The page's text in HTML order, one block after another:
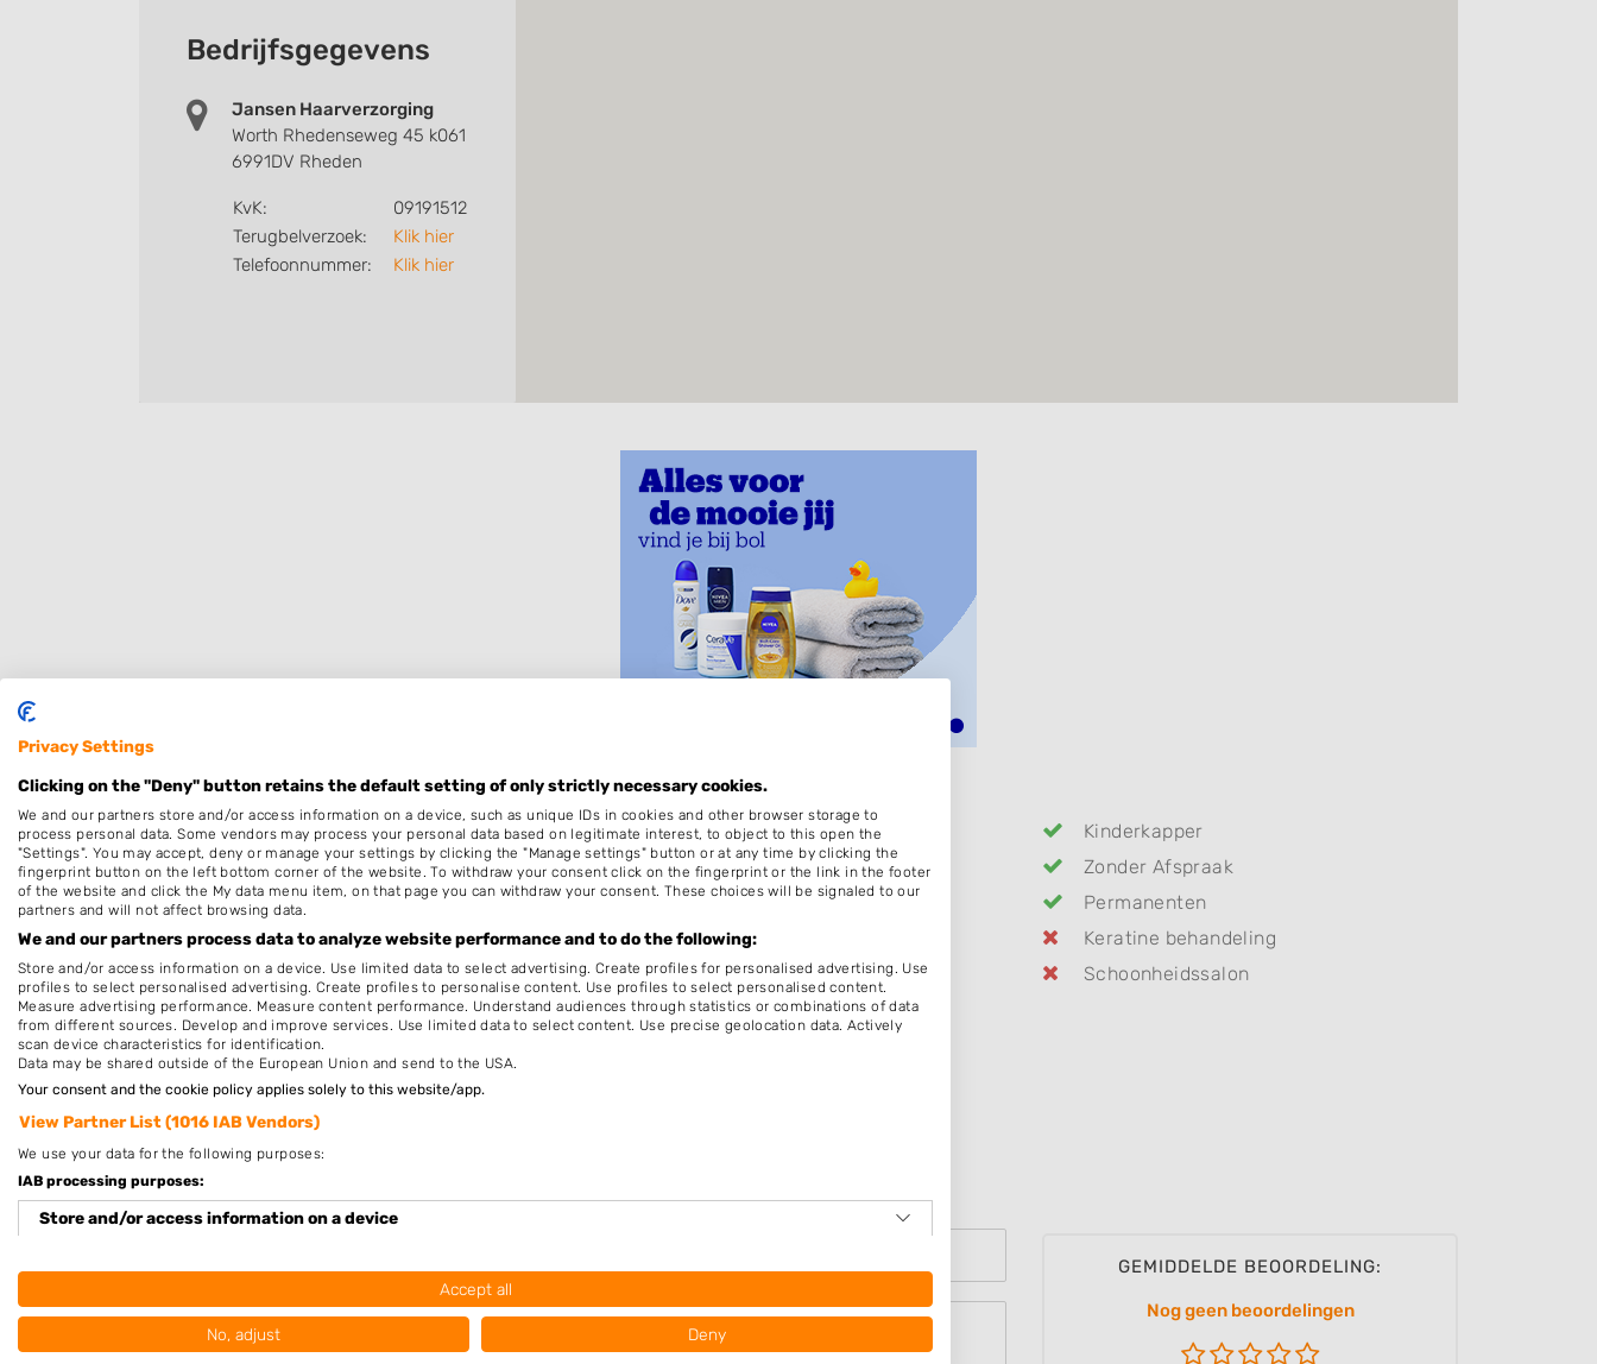
Bedrijfsgegevens
Jansen Haarverzorging
Worth Rhedenseweg 45 k061
6991DV Rheden
KvK:
09191512
Terugbelverzoek:
Klik hier
Telefoonnummer:
Klik hier
Specialisaties
Dames Heren
Kinderkapper
Thuiskapper
Barber
Zonder Afspraak
Kleuren
Pruiken
Permanenten
Hairextensions
Epileren
Keratine behandeling
Bruidskapsel
Make-up & Visagie Schoonheidssalon
Openingstijden
Op afspraak
Beoordeel Jansen Haarverzorging
Uw beoordeling:
GEMIDDELDE BEOORDELING:
Nog geen beoordelingen
Privacy Settings
Clicking on the "Deny" button retains the default setting of only strictly necessary cookies.
We and our partners store and/or access information on a device, such as unique IDs in cookies and other browser storage to
process personal data. Some vendors may process your personal data based on legitimate interest, to object to this open the
"Settings". You may accept, deny or manage your settings by clicking the "Manage settings" button or at any time by clicking the
fingerprint button on the left bottom corner of the website. To withdraw your consent click on the fingerprint or the link in the footer
of the website and click the My data menu item, on that page you can withdraw your consent. These choices will be signaled to our
partners and will not affect browsing data.
We and our partners process data to analyze website performance and to do the following:
Store and/or access information on a device. Use limited data to select advertising. Create profiles for personalised advertising. Use
profiles to select personalised advertising. Create profiles to personalise content. Use profiles to select personalised content.
Measure advertising performance. Measure content performance. Understand audiences through statistics or combinations of data
from different sources. Develop and improve services. Use limited data to select content. Use precise geolocation data. Actively
scan device characteristics for identification.
Data may be shared outside of the European Union and send to the USA.
Your consent and the cookie policy applies solely to this website/app.
View Partner List (1016 IAB Vendors)
We use your data for the following purposes:
IAB processing purposes:
Store and/or access information on a device
Create profiles for personalised advertising
Accept all
No, adjust Deny